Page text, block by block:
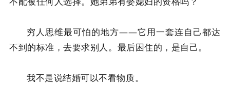
穷人思维最可怕的地方——它用一套连自己都达
不到的标准，去要求别人。最后困住的，是自己。
我不是说结婚可以不看物质。